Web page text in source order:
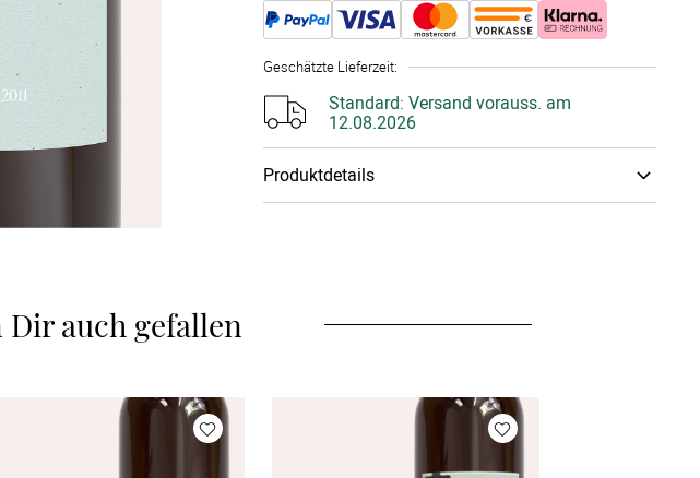
25 Aufkleber à 0,70 €
30 Aufkleber
35 Aufkleber à 0,66 €
40 Aufkleber à 0,64 €
Geschätzte Lieferzeit:
Standard: Versand vorauss. am
12.08.2026
Produktdetails
auch gefallen